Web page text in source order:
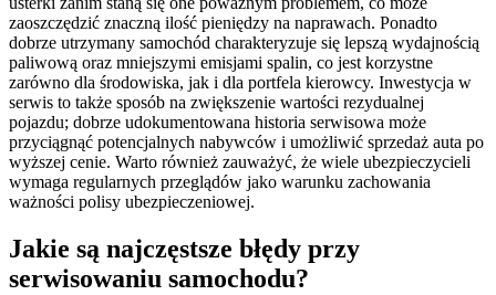
zaoszczędzić znaczną ilość pieniędzy na naprawach. Ponadto
dobrze utrzymany samochód charakteryzuje się lepszą wydajnością
paliwową oraz mniejszymi emisjami spalin, co jest korzystne
zarówno dla środowiska, jak i dla portfela kierowcy. Inwestycja w
serwis to także sposób na zwiększenie wartości rezydualnej
pojazdu; dobrze udokumentowana historia serwisowa może
przyciągnąć potencjalnych nabywców i umożliwić sprzedaż auta po
wyższej cenie. Warto również zauważyć, że wiele ubezpieczycieli
wymaga regularnych przeglądów jako warunku zachowania
ważności polisy ubezpieczeniowej.
Jakie są najczęstsze błędy przy
serwisowaniu samochodu?